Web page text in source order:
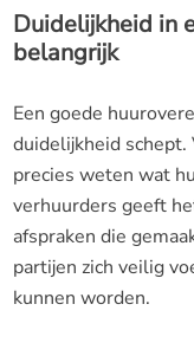
Duidelijkheid in
belangrijk
Een goede
duidelijkheid
precies weten wat
verhuurders geeft
afspraken die
partijen zich veilig
kunnen worden.